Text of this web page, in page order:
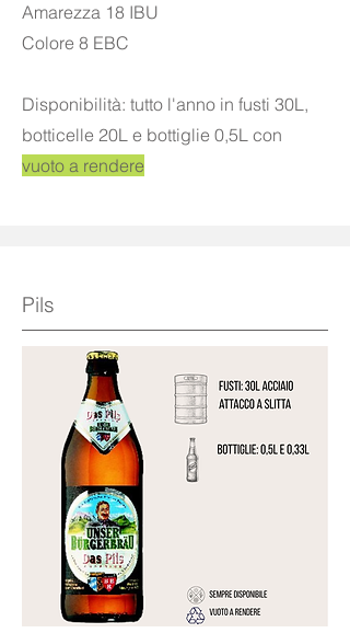
Amarezza 18 IBU
Colore 8 EBC
Disponibilità: tutto l'anno in fusti 30L,
botticelle 20L e bottiglie 0,5L con
vuoto a rendere
Pils